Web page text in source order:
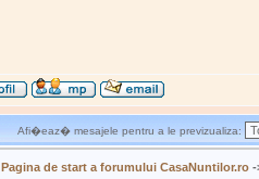
Afi�eaz� mesajele pentru a le previzualiza:
Pagina de start a forumului CasaNuntilor.ro